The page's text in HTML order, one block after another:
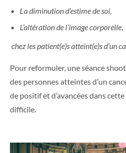
La diminution d’estime de soi,
L’altération de l’image corporelle,
chez les patient(e)s atteint(e)s d’un
Pour reformuler, une séance
des personnes atteintes d’un
de positif et d’avancées dans
difficile.